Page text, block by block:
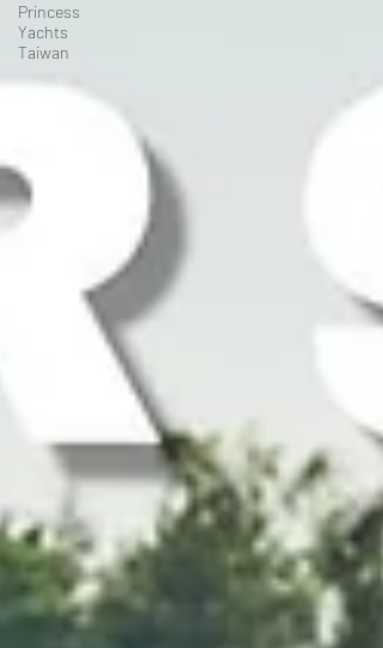
Princess
Yachts
Taiwan